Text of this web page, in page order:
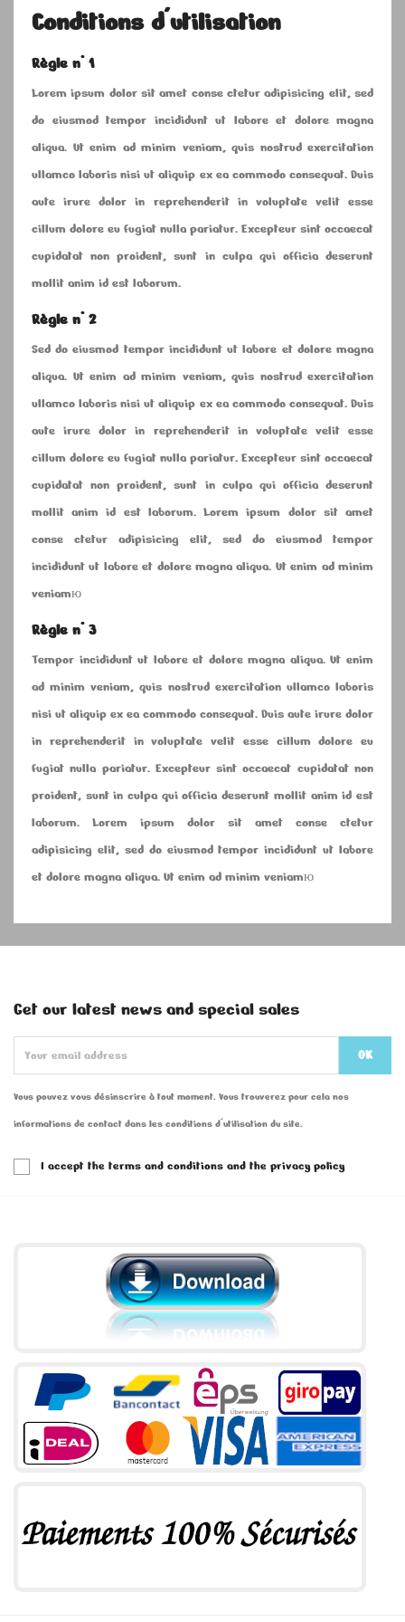
Conditions d'utilisation
Règle n° 1
Lorem ipsum dolor sit amet conse ctetur adipisicing elit, sed
do eiusmod tempor incididunt ut labore et dolore magna
aliqua. Ut enim ad minim veniam, quis nostrud exercitation
ullamco laboris nisi ut aliquip ex ea commodo consequat. Duis
aute irure dolor in reprehenderit in voluptate velit esse
cillum dolore eu fugiat nulla pariatur. Excepteur sint occaecat
cupidatat non proident, sunt in culpa qui officia deserunt
mollit anim id est laborum.
Règle n° 2
Sed do eiusmod tempor incididunt ut labore et dolore magna
aliqua. Ut enim ad minim veniam, quis nostrud exercitation
ullamco laboris nisi ut aliquip ex ea commodo consequat. Duis
aute irure dolor in reprehenderit in voluptate velit esse
cillum dolore eu fugiat nulla pariatur. Excepteur sint occaecat
cupidatat non proident, sunt in culpa qui officia deserunt
mollit anim id est laborum. Lorem ipsum dolor sit amet
conse ctetur adipisicing elit, sed do eiusmod tempor
incididunt ut labore et dolore magna aliqua. Ut enim ad minim
veniamю
Règle n° 3
Tempor incididunt ut labore et dolore magna aliqua. Ut enim
ad minim veniam, quis nostrud exercitation ullamco laboris
nisi ut aliquip ex ea commodo consequat. Duis aute irure dolor
in reprehenderit in voluptate velit esse cillum dolore eu
fugiat nulla pariatur. Excepteur sint occaecat cupidatat non
proident, sunt in culpa qui officia deserunt mollit anim id est
laborum. Lorem ipsum dolor sit amet conse ctetur
adipisicing elit, sed do eiusmod tempor incididunt ut labore
et dolore magna aliqua. Ut enim ad minim veniamю
Get our latest news and special sales
Vous pouvez vous désinscrire à tout moment. Vous trouverez pour cela nos
informations de contact dans les conditions d'utilisation du site.
I accept the terms and conditions and the privacy policy